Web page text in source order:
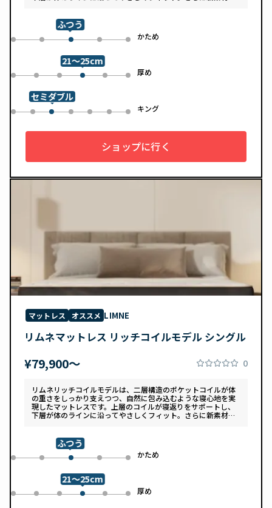
ンで、カバーは自宅で洗濯可能。清潔さと快適さの両方を追求
した一枚です。
0 1 2
ふつう
3 かため
4
0 1 2 3
21～25cm
4 厚め
5
0 1 2
セミダブル
3 4 5 キング
6
ショップに行く
マットレス オススメ LIMNE
リムネマットレス リッチコイルモデル シングル
¥79,900〜 0
リムネリッチコイルモデルは、二層構造のポケットコイルが体
の重さをしっかり支えつつ、自然に包み込むような寝心地を実
現したマットレスです。上層のコイルが寝返りをサポートし、
下層が体のラインに沿ってやさしくフィット。さらに新素材
ンで、カバーは自宅で洗濯可能。清潔さと快適さの両方を追求
した一枚です。
0 1 2
ふつう
3 かため
4
0 1 2 3
21～25cm
4 厚め
5